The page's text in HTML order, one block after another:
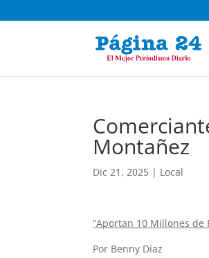
Montañez
Dic 21, 2025 | Local
“Aportan 10 Millones de
Por Benny Díaz